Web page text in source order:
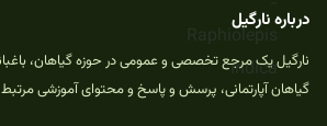
درباره نارگیل
نارگیل یک مرجع تخصصی و عمومی در حوزه گیاهان،
گیاهان آپارتمانی، پرسش و پاسخ و محتوای آموزشی